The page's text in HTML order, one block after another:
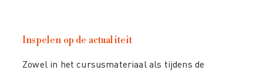
Inspelen op de actualiteit
Zowel in het cursusmateriaal als tijdens de